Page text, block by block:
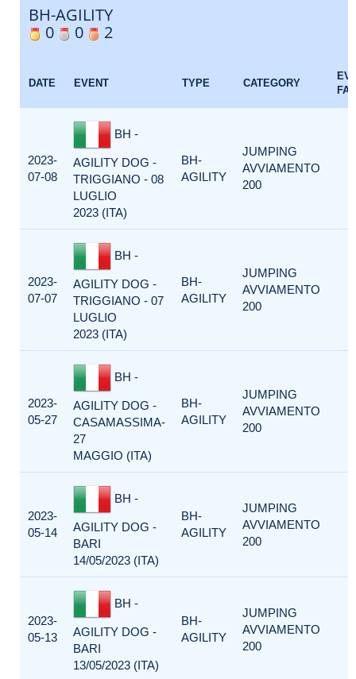
BH-AGILITY
0
0 2
DATE EVENT TYPE CATEGORY
2023-
07-08
BH -
AGILITY DOG -
TRIGGIANO - 08
LUGLIO
2023 (ITA)
BH-
AGILITY
JUMPING
AVVIAMENTO
200
2023-
07-07
BH -
AGILITY DOG -
TRIGGIANO - 07
LUGLIO
2023 (ITA)
BH-
AGILITY
JUMPING
AVVIAMENTO
200
2023-
05-27
BH -
AGILITY DOG -
CASAMASSIMA-
27
MAGGIO (ITA)
BH-
AGILITY
JUMPING
AVVIAMENTO
200
2023-
05-14
BH -
AGILITY DOG -
BARI
14/05/2023 (ITA)
BH-
AGILITY
JUMPING
AVVIAMENTO
200
2023-
05-13
BH -
AGILITY DOG -
BARI
13/05/2023 (ITA)
BH-
AGILITY
JUMPING
AVVIAMENTO
200